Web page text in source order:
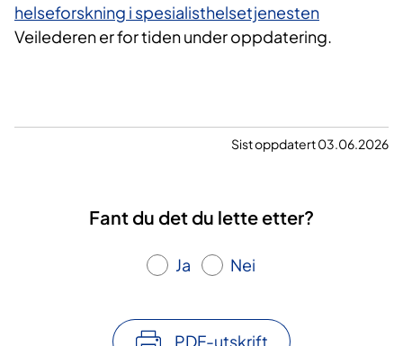
helseforskning i spesialisthelsetjenesten
Veilederen er for tiden under oppdatering.
Sist oppdatert 03.06.2026
Fant du det du lette etter?
Ja Nei
PDF-utskrift